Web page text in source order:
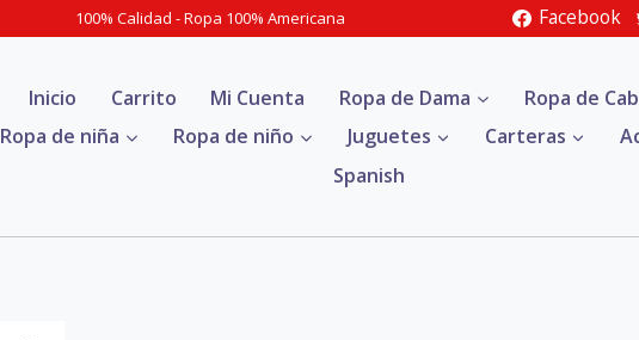
100% Calidad - Ropa 100% Americana Facebook
Inicio Carrito Mi Cuenta Ropa de Dama
Ropa de
Ropa de niña
Ropa de niño Juguetes Carteras
Spanish